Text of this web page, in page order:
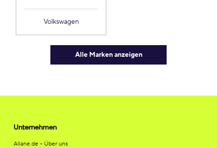
Volkswagen
Alle Marken anzeigen
Unternehmen
Allane.de – Über uns